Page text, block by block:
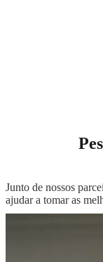
Junto de nossos
ajudar a tomar as